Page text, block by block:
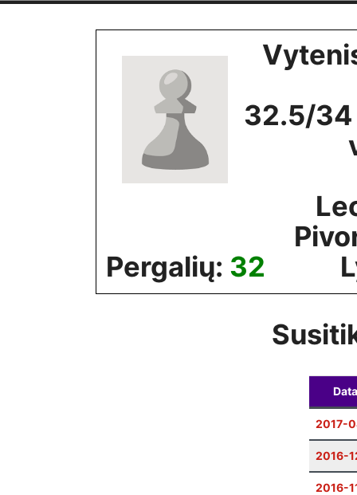
32.5/34
Pergalių: 32
Data
2017-
2016-
2016-